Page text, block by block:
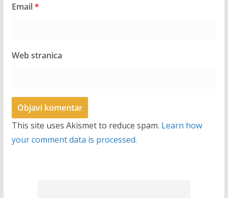
Email*
Web stranica
This site uses Akismet to reduce spam. Learn how
your comment data is processed.